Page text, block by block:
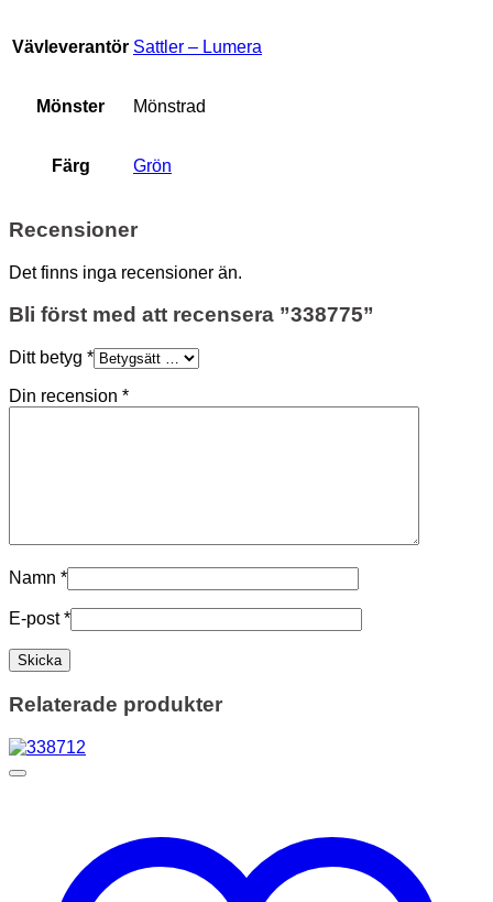
Vävleverantör Sattler – Lumera
Mönster Mönstrad
Färg Grön
Recensioner
Det finns inga recensioner än.
Bli först med att recensera ”338775”
Ditt betyg *
Din recension *
Namn *
E-post*
Relaterade produkter